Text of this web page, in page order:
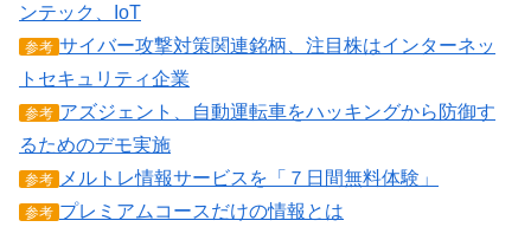
ンテック、IoT
参考 サイバー攻撃対策関連銘柄、注目株はインターネッ
トセキュリティ企業
参考 アズジェント、自動運転車をハッキングから防御す
るためのデモ実施
参考 メルトレ情報サービスを「７日間無料体験」
参考 プレミアムコースだけの情報とは